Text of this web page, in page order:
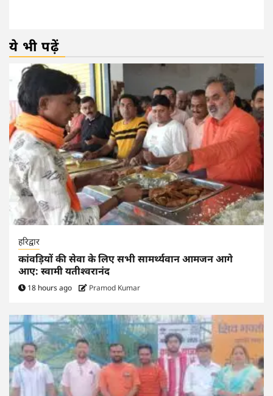
ये भी पढ़ें
हरिद्वार
कांवड़ियों की सेवा के लिए सभी सामर्थ्यवान आमजन आगे
आए: स्वामी यतीश्वरानंद
18 hours ago Pramod Kumar